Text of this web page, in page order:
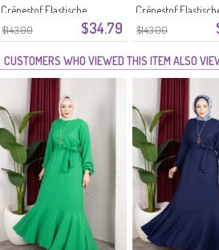
$143.00 $34.79
Crêpestof Elastische
Mouwen En Ceintuur 0911-11
Zwart
$143.00
Crêpestof
Mouwen En
10 Ecru
CUSTOMERS WHO VIEWED THIS ITEM ALSO